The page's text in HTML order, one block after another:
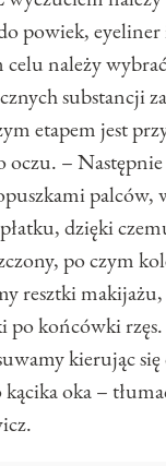
powiek, eyeliner
należy
substancji
etapem jest
oczu. –
palców,
dzięki
po czym
resztki
po końcówki rzęs.
kierując
oka –